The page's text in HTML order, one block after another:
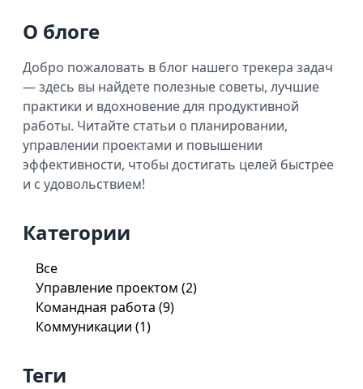
О блоге
Добро пожаловать в блог нашего трекера задач
— здесь вы найдете полезные советы, лучшие
практики и вдохновение для продуктивной
работы. Читайте статьи о планировании,
управлении проектами и повышении
эффективности, чтобы достигать целей быстрее
и с удовольствием!
Категории
Все
Управление проектом (2)
Командная работа (9)
Коммуникации (1)
Теги